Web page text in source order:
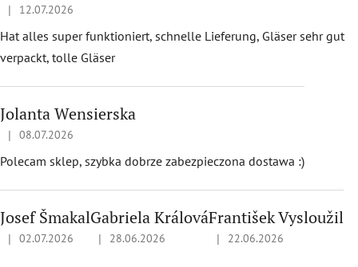
Hodnotenie obchodu je 5 z 5 hviezdičiek.
| 12.07.2026
Hat alles super funktioniert, schnelle Lieferung, Gläser sehr gut
verpackt, tolle Gläser
Jolanta Wensierska
Hodnotenie obchodu je 5 z 5 hviezdičiek.
| 08.07.2026
Polecam sklep, szybka dobrze zabezpieczona dostawa :)
Josef Šmakal
Hodnotenie obchodu je 5 z 5 hviezdičiek.
| 02.07.2026
Gabriela Králová
Hodnotenie obchodu je 5 z 5 hviezdičiek.
| 28.06.2026
František Vysloužil
Hodnotenie obchodu je 5
| 22.06.2026